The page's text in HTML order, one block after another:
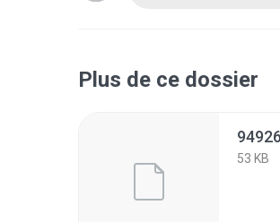
Plus de ce dossier
53 KB